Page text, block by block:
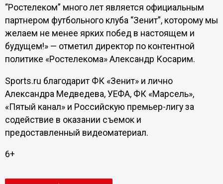
“Ростелеком” много лет является официальным
партнером футбольного клуба “Зенит”, которому мы
желаем не менее ярких побед в настоящем и
будущем!» — отметил директор по контентной
политике «Ростелекома» Александр Косарим.
Sports.ru благодарит ФК «Зенит» и лично
Александра Медведева, УЕФА, ФК «Марсель»,
«Пятый канал» и Российскую премьер-лигу за
содействие в оказании съемок и
предоставленный видеоматериал.
6+